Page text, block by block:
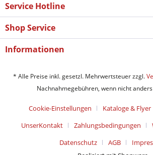
Service Hotline
Shop Service
Informationen
* Alle Preise inkl. gesetzl. Mehrwertsteuer zzgl.
Nachnahmegebühren, wenn nicht
Cookie-Einstellungen Kataloge & Flyer
UnserKontakt
Zahlungsbedingungen
Datenschutz
AGB